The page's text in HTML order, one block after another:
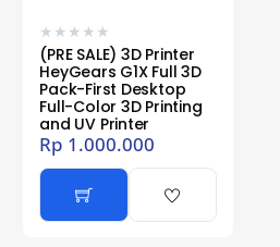
★ ★ ★ ★ ★
(PRE SALE) 3D Printer
HeyGears G1X Full 3D
Pack-First Desktop
Full-Color 3D Printing
and UV Printer
Rp 1.000.000